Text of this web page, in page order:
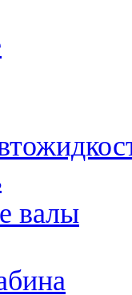
валы